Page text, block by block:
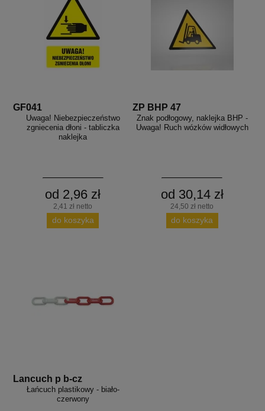
GF041
Uwaga! Niebezpieczeństwo
zgniecenia dłoni - tabliczka
naklejka
od 2,96 zł
2,41 zł netto
do koszyka
ZP BHP 47
Znak podłogowy, naklejka BHP -
Uwaga! Ruch wózków widłowych
od 30,14 zł
24,50 zł netto
do koszyka
Lancuch p b-cz
Łańcuch plastikowy - biało-
czerwony